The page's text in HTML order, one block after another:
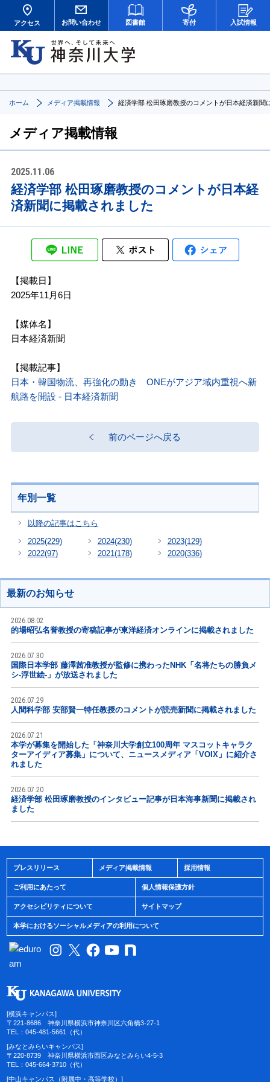
アクセス お問い合わせ 図書館 寄付 入試情報
ホーム メディア掲載情報 経済学部 松田琢磨教授のコメントが日本経済新聞
メディア掲載情報
2025.11.06
経済学部 松田琢磨教授のコメントが日本経
済新聞に掲載されました
【掲載日】
2025年11月6日
【媒体名】
日本経済新聞
【掲載記事】
日本・韓国物流、再強化の動き ONEがアジア域内重視へ新
航路を開設 - 日本経済新聞
前のページへ戻る
年別一覧
以降の記事はこちら
2025(229) 2024(230) 2023(129)
2022(97) 2021(178) 2020(336)
最新のお知らせ
2026.08.02
的場昭弘名誉教授の寄稿記事が東洋経済オンラインに掲載されました
2026.07.30
国際日本学部 藤澤茜准教授が監修に携わったNHK「名将たちの勝負メ
シ-浮世絵-」が放送されました
2026.07.29
人間科学部 安部賢一特任教授のコメントが読売新聞に掲載されました
2026.07.21
本学が募集を開始した「神奈川大学創立100周年 マスコットキャラク
ターアイディア募集」について、ニュースメディア「VOIX」に紹介さ
れました
2026.07.20
経済学部 松田琢磨教授のインタビュー記事が日本海事新聞に掲載され
ました
プレスリリース メディア掲載情報 採用情報
ご利用にあたって 個人情報保護方針
アクセシビリティについて サイトマップ
本学におけるソーシャルメディアの利用について
[横浜キャンパス]
〒221-8686 神奈川県横浜市神奈川区六角橋3-27-1
TEL：045-481-5661（代）
[みなとみらいキャンパス]
〒220-8739 神奈川県横浜市西区みなとみらい4-5-3
TEL：045-664-3710（代）
[中山キャンパス（附属中・高等学校）]